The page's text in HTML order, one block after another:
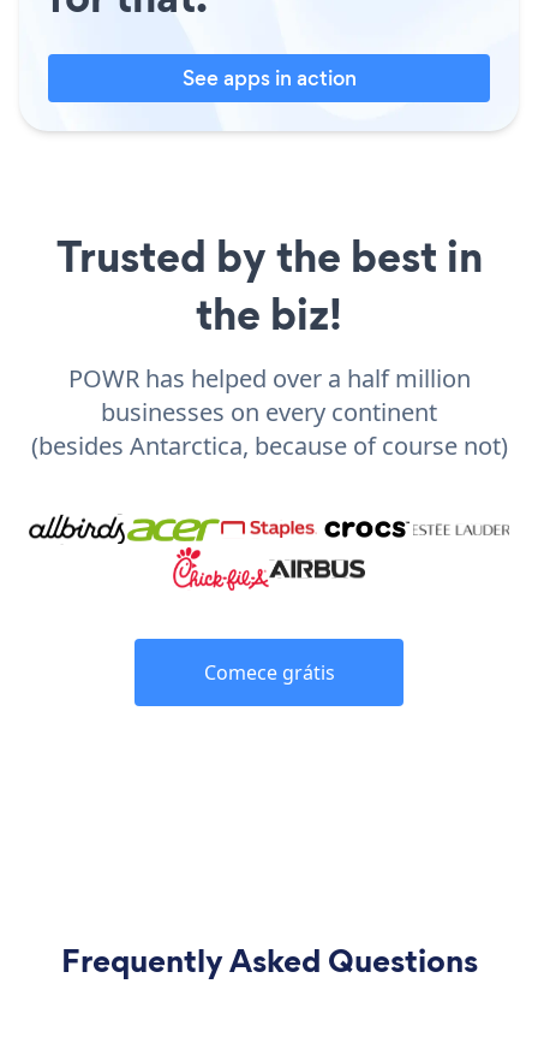
See apps in action
Trusted by the best in
the biz!
POWR has helped over a half million
businesses on every continent
(besides Antarctica, because of course not)
Comece grátis
Frequently Asked Questions